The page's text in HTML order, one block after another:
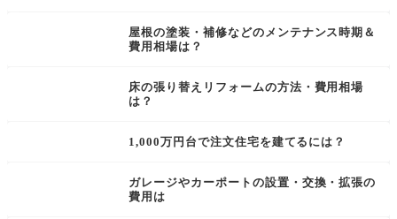
屋根の塗装・補修などのメンテナンス時期＆
費用相場は？
床の張り替えリフォームの方法・費用相場
は？
1,000万円台で注文住宅を建てるには？
ガレージやカーポートの設置・交換・拡張の
費用は